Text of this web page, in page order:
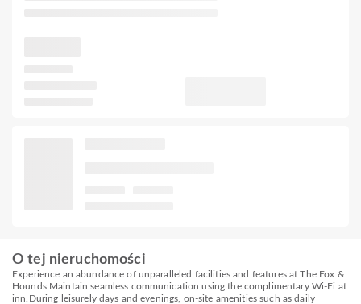
O tej nieruchomości
Experience an abundance of unparalleled facilities and features at The Fox &
Hounds.Maintain seamless communication using the complimentary Wi-Fi at
inn.During leisurely days and evenings, on-site amenities such as daily